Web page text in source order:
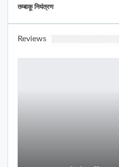
तम्बाकू नियंत्रण
Reviews